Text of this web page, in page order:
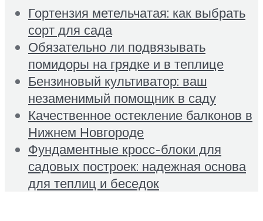
Гортензия метельчатая: как выбрать
сорт для сада
Обязательно ли подвязывать
помидоры на грядке и в теплице
Бензиновый культиватор: ваш
незаменимый помощник в саду
Качественное остекление балконов в
Нижнем Новгороде
Фундаментные кросс-блоки для
садовых построек: надежная основа
для теплиц и беседок